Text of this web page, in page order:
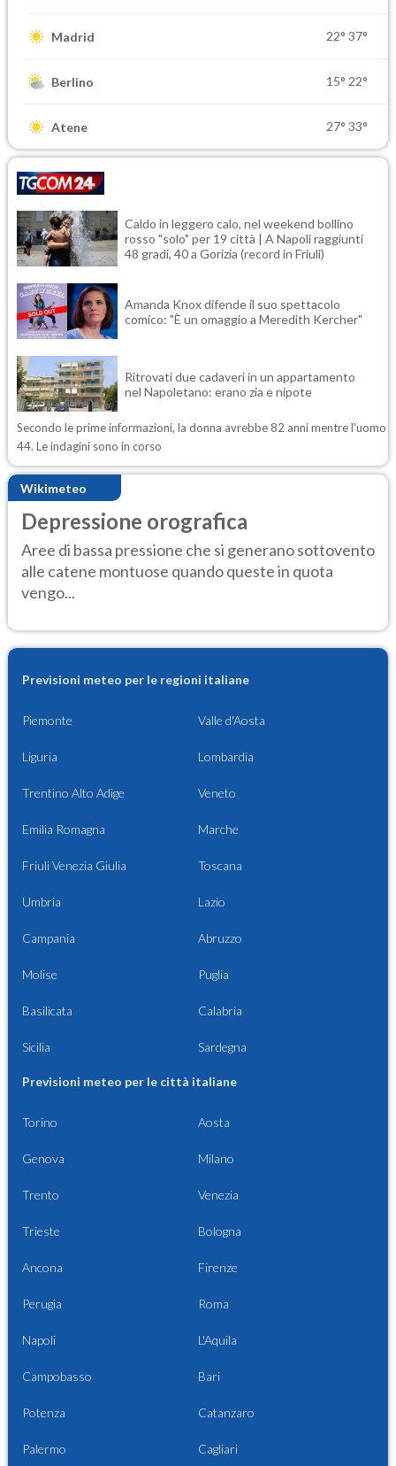
Madrid 22° 37°
Berlino 15° 22°
Atene 27° 33°
Caldo in leggero calo, nel weekend bollino
rosso "solo" per 19 città | A Napoli raggiunti
48 gradi, 40 a Gorizia (record in Friuli)
Amanda Knox difende il suo spettacolo
comico: "È un omaggio a Meredith Kercher"
Ritrovati due cadaveri in un appartamento
nel Napoletano: erano zia e nipote
Secondo le prime informazioni, la donna avrebbe 82 anni mentre l'uomo
44. Le indagini sono in corso
Wikimeteo
Depressione orografica
Aree di bassa pressione che si generano sottovento
alle catene montuose quando queste in quota
vengo...
Previsioni meteo per le regioni italiane
Piemonte Valle d'Aosta
Liguria Lombardia
Trentino Alto Adige Veneto
Emilia Romagna Marche
Friuli Venezia Giulia Toscana
Umbria Lazio
Campania Abruzzo
Molise Puglia
Basilicata Calabria
Sicilia Sardegna
Previsioni meteo per le città italiane
Torino Aosta
Genova Milano
Trento Venezia
Trieste Bologna
Ancona Firenze
Perugia Roma
Napoli L'Aquila
Campobasso Bari
Potenza Catanzaro
Palermo Cagliari